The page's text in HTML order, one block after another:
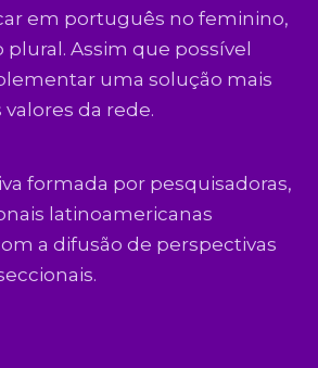
em português no feminino,
Assim que possível
uma solução mais
da rede.
formada por pesquisadoras,
latinoamericanas
a difusão de perspectivas